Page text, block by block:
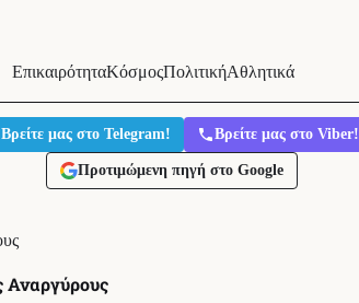
ΕπικαιρότηταΚόσμοςΠολιτικήΑθλητικά
Βρείτε μας στο Telegram! Βρείτε μας στο Viber!
Προτιμώμενη πηγή στο Google
Αναργύρους